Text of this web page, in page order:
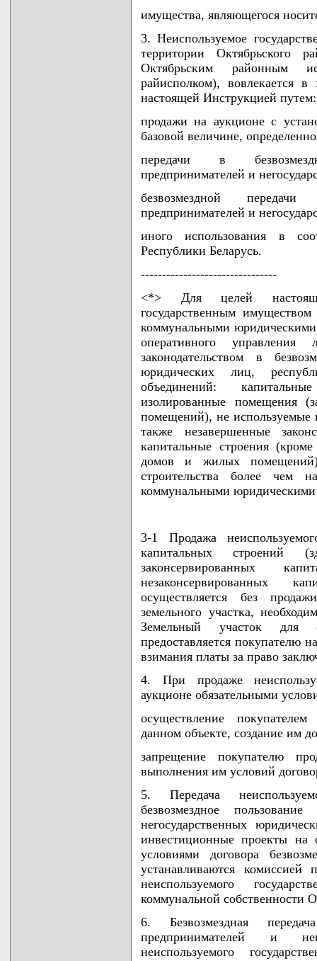
имущества, являющегося
3. Неиспользуемое
территории Октябрьского
Октябрьским районным
райисполком), вовлекается
настоящей Инструкцией путем:
продажи на аукционе с
базовой величине,
передачи в
предпринимателей и
безвозмездной
предпринимателей и
иного использования в
Республики Беларусь.
--------------------------------
<*> Для целей
государственным
коммунальными юридическими
оперативного
законодательством в
юридических лиц,
объединений:
изолированные помещения
помещений), не используемые
также незавершенные
капитальные строения
домов и жилых
строительства более чем
коммунальными
3-1 Продажа
капитальных строений
законсервированных
незаконсервированных
осуществляется без
земельного участка,
Земельный участок для
предоставляется покупателю
взимания платы за право
4. При продаже
аукционе обязательными
осуществление
данном объекте, создание им
запрещение покупателю
выполнения им условий
5. Передача
безвозмездное
негосударственных
инвестиционные проекты на
условиями договора
устанавливаются
неиспользуемого
коммунальной собственности
6. Безвозмездная
предпринимателей и
неиспользуемого